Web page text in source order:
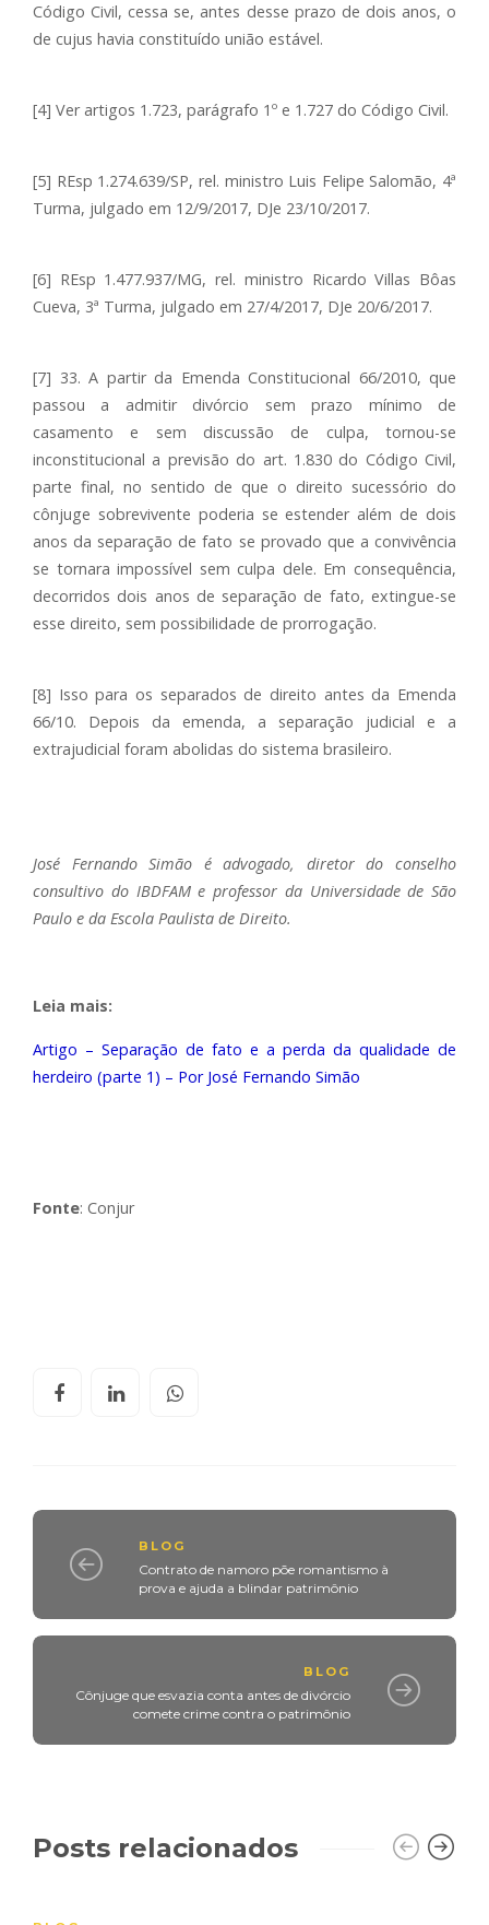
Código Civil, cessa se, antes desse prazo de dois anos, o
de cujus havia constituído união estável.
[4] Ver artigos 1.723, parágrafo 1º e 1.727 do Código Civil.
[5] REsp 1.274.639/SP, rel. ministro Luis Felipe Salomão, 4ª
Turma, julgado em 12/9/2017, DJe 23/10/2017.
[6] REsp 1.477.937/MG, rel. ministro Ricardo Villas Bôas
Cueva, 3ª Turma, julgado em 27/4/2017, DJe 20/6/2017.
[7] 33. A partir da Emenda Constitucional 66/2010, que
passou a admitir divórcio sem prazo mínimo de
casamento e sem discussão de culpa, tornou-se
inconstitucional a previsão do art. 1.830 do Código Civil,
parte final, no sentido de que o direito sucessório do
cônjuge sobrevivente poderia se estender além de dois
anos da separação de fato se provado que a convivência
se tornara impossível sem culpa dele. Em consequência,
decorridos dois anos de separação de fato, extingue-se
esse direito, sem possibilidade de prorrogação.
[8] Isso para os separados de direito antes da Emenda
66/10. Depois da emenda, a separação judicial e a
extrajudicial foram abolidas do sistema brasileiro.
José Fernando Simão é advogado, diretor do conselho
consultivo do IBDFAM e professor da Universidade de São
Paulo e da Escola Paulista de Direito.
Leia mais:
Artigo – Separação de fato e a perda da qualidade de
herdeiro (parte 1) – Por José Fernando Simão
Fonte: Conjur
BLOG
Contrato de namoro põe romantismo à
prova e ajuda a blindar patrimônio
BLOG
Cônjuge que esvazia conta antes de divórcio
comete crime contra o patrimônio
Posts relacionados